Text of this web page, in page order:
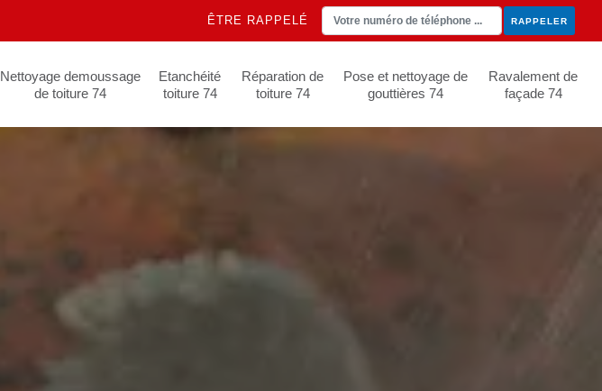
ÊTRE RAPPELÉ
Nettoyage demoussage
de toiture 74
Etanchéité
toiture 74
Réparation de
toiture 74
Pose et nettoyage de
gouttières 74
Ravalement de
façade 74